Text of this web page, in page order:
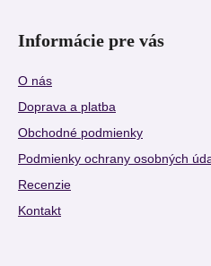
Informácie pre vás
O nás
Doprava a platba
Obchodné podmienky
Podmienky ochrany osobných
Recenzie
Kontakt